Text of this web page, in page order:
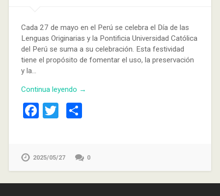
Cada 27 de mayo en el Perú se celebra el Día de las
Lenguas Originarias y la Pontificia Universidad Católica
del Perú se suma a su celebración. Esta festividad
tiene el propósito de fomentar el uso, la preservación
y la…
Continua leyendo →
Facebook
Twitter
2025/05/27 0